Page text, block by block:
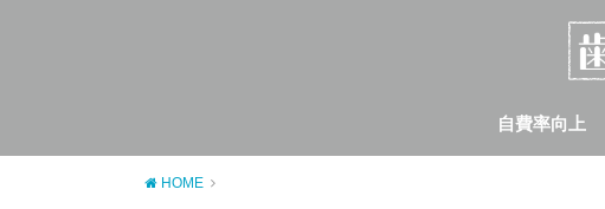
自費率向上
HOME